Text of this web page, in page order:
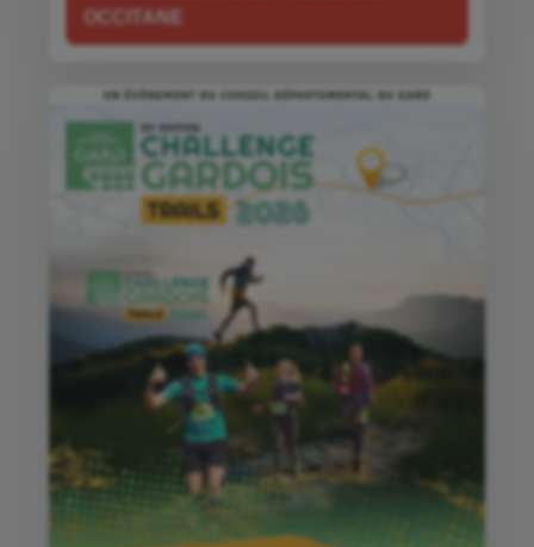
OCCITANE